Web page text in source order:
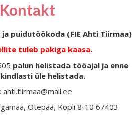
Kontakt
ja puidutöökoda (FIE Ahti Tiirmaa)
tuleb pakiga kaasa.
palun helistada tööajal ja enne
üle helistada.
ahti.tiirmaa@mail.ee
Otepää, Kopli 8-10 67403